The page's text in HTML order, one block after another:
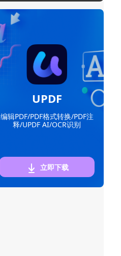
UPDF
编辑PDF/PDF格式转换/PDF注
释/UPDF AI/OCR识别
立即下载